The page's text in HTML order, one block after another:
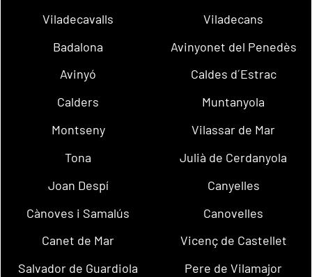
Viladecavalls
Viladecans
Badalona
Avinyonet del Penedès
Avinyó
Caldes d´Estrac
Calders
Muntanyola
Montseny
Vilassar de Mar
Tona
Julià de Cerdanyola
Joan Despí
Canyelles
Cànoves i Samalús
Canovelles
Canet de Mar
Vicenç de Castellet
Salvador de Guardiola
Pere de Vilamajor